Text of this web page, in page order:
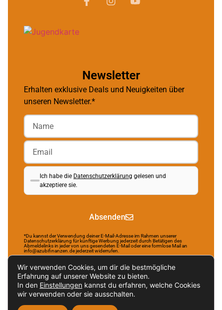
Newsletter
Erhalten exklusive Deals und Neuigkeiten über
unseren Newsletter.*
Ich habe die Datenschutzerklärung gelesen und
akzeptiere sie.
Absenden
*Du kannst der Verwendung deiner E-Mail-Adresse im Rahmen unserer
Datenschutzerklärung für künftige Werbung jederzeit durch Betätigen des
Abmeldelinks in jeder von uns gesendeten E-Mail oder eine formlose Mail an
info@azubifinanzen.de jederzeit widerrufen.
Brought to life by NR Webservices.
ImpressumDatenschutzerklärung
Wir verwenden Cookies, um dir die bestmögliche
Erfahrung auf unserer Website zu bieten.
In den Einstellungen kannst du erfahren, welche Cookies
wir verwenden oder sie ausschalten.